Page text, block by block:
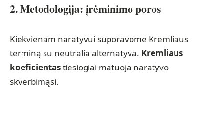
2. Metodologija: įrėminimo poros
Kiekvienam naratyvui suporavome Kremliaus
terminą su neutralia alternatyva. Kremliaus
koeficientastiesiogiai matuoja naratyvo
skverbimąsi.